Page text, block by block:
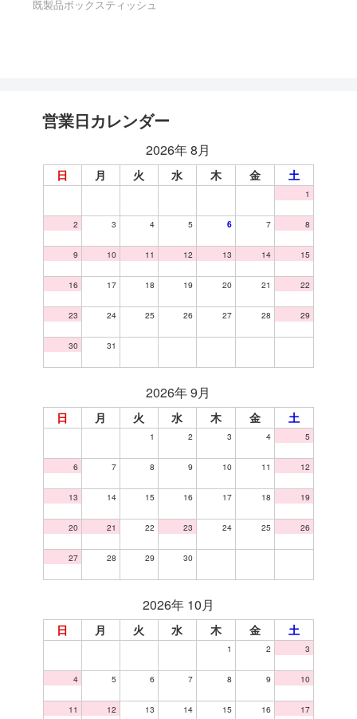
既製品ボックスティッシュ
営業日カレンダー
2026年 8月
日 月 火 水 木 金 土
1
2 3 4 5 6 7 8
9 10 11 12 13 14 15
16 17 18 19 20 21 22
23 24 25 26 27 28 29
30 31
2026年 9月
日 月 火 水 木 金 土
1 2 3 4 5
6 7 8 9 10 11 12
13 14 15 16 17 18 19
20 21 22 23 24 25 26
27 28 29 30
2026年 10月
日 月 火 水 木 金 土
1 2 3
4 5 6 7 8 9 10
11 12 13 14 15 16 17